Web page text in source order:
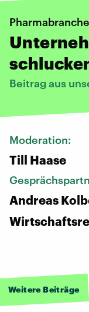
Pharmabranche
Beitrag aus
Moderation:
Till Haase
Andreas
Weitere Beiträge